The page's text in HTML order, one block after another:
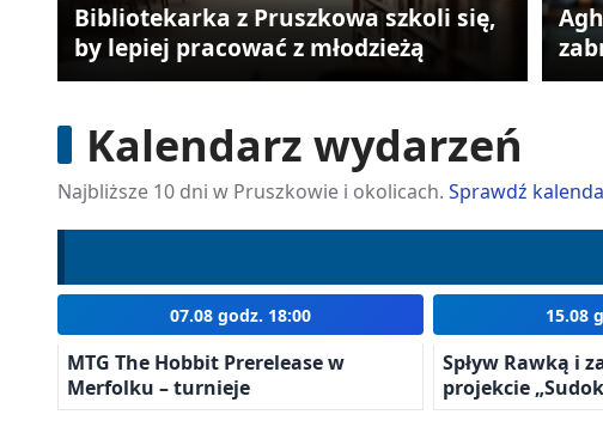
Bibliotekarka z Pruszkowa szkoli się,
by lepiej pracować z młodzieżą
Kalendarz wydarzeń
Najbliższe 10 dni w Pruszkowie i okolicach. Sprawdź
07.08 godz. 18:00
MTG The Hobbit Prerelease w
Merfolku – turnieje
15.08
Spływ Rawką i
projekcie